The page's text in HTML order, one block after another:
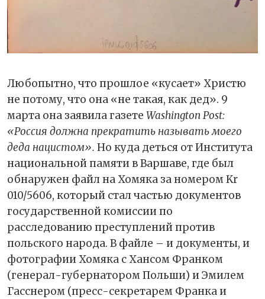
Любопытно, что прошлое «кусает» Христю
не потому, что она «не такая, как дед». 9
марта она заявила газете Washington Post:
«Россия должна прекратить называть моего
деда нацистом». Но куда деться от Института
национальной памяти в Варшаве, где был
обнаружен файл на Хомяка за номером Kr
010/5606, который стал частью документов
государственной комиссии по
расследованию преступлений против
польского народа. В файле – и документы, и
фотографии Хомяка с Хансом Франком
(генерал-губернатором Польши) и Эмилем
Гасснером (пресс-секретарем Франка и